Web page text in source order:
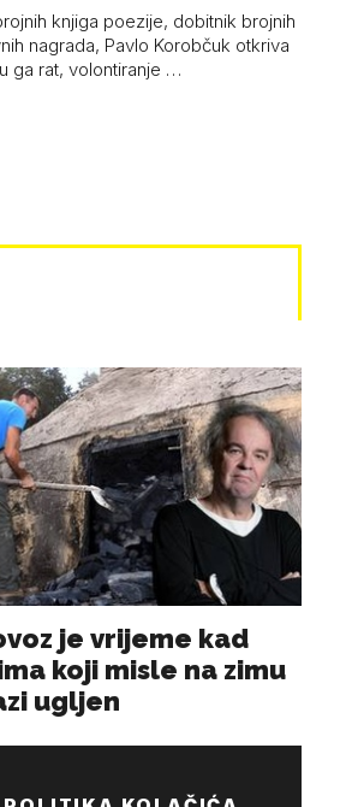
knjiga poezije, dobitnik brojnih
nagrada, Pavlo Korobčuk otkriva
ga rat, volontiranje …